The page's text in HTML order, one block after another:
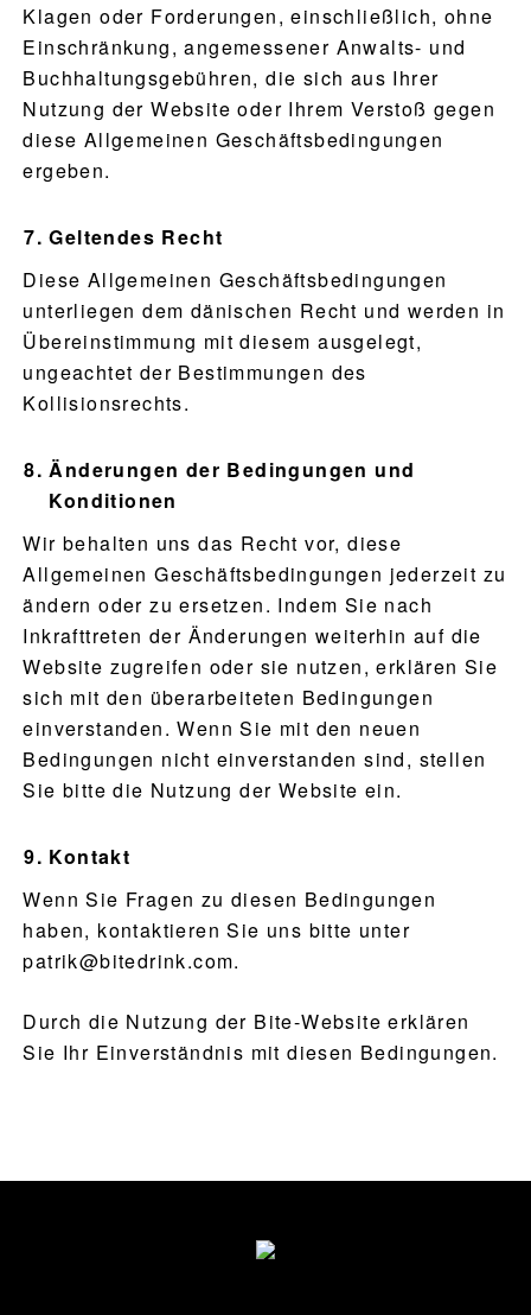
Klagen oder Forderungen, einschließlich, ohne
Einschränkung, angemessener Anwalts- und
Buchhaltungsgebühren, die sich aus Ihrer
Nutzung der Website oder Ihrem Verstoß gegen
diese Allgemeinen Geschäftsbedingungen
ergeben.
Geltendes Recht
Diese Allgemeinen Geschäftsbedingungen
unterliegen dem dänischen Recht und werden in
Übereinstimmung mit diesem ausgelegt,
ungeachtet der Bestimmungen des
Kollisionsrechts.
Änderungen der Bedingungen und
Konditionen
Wir behalten uns das Recht vor, diese
Allgemeinen Geschäftsbedingungen jederzeit zu
ändern oder zu ersetzen. Indem Sie nach
Inkrafttreten der Änderungen weiterhin auf die
Website zugreifen oder sie nutzen, erklären Sie
sich mit den überarbeiteten Bedingungen
einverstanden. Wenn Sie mit den neuen
Bedingungen nicht einverstanden sind, stellen
Sie bitte die Nutzung der Website ein.
Kontakt
Wenn Sie Fragen zu diesen Bedingungen
haben, kontaktieren Sie uns bitte unter
patrik@bitedrink.com.
Durch die Nutzung der Bite-Website erklären
Sie Ihr Einverständnis mit diesen Bedingungen.